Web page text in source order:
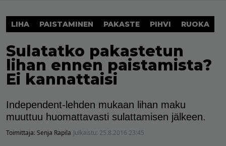
LIHA PAISTAMINEN PAKASTE PIHVI RUOKA
Sulatatko pakastetun
lihan ennen paistamista?
Ei kannattaisi
Independent-lehden mukaan lihan maku
muuttuu huomattavasti sulattamisen jälkeen.
Toimittaja:Senja Rapila Julkaistu: 25.8.2016 23:45